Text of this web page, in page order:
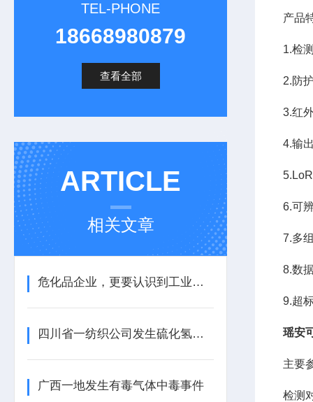
TEL-PHONE
18668980879
查看全部
ARTICLE
相关文章
危化品企业，更要认识到工业气体报警器的重要性
四川省一纺织公司发生硫化氢中毒事件
广西一地发生有毒气体中毒事件
产品
1.检
2.防
3.红
4.输
6.可
7.多
8.数
9.超
瑶安
主要
检测